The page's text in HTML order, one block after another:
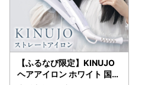
【ふるなび限定】KINUJO
ヘアアイロン ホワイト 国内